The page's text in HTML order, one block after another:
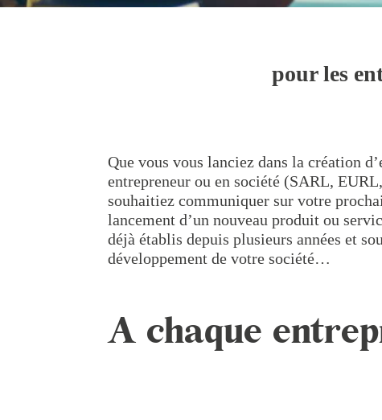
pour les
Que vous vous lanciez dans la création
entrepreneur ou en société (SARL,
souhaitiez communiquer sur votre
lancement d’un nouveau produit ou
déjà établis depuis plusieurs années et
développement de votre société…
A chaque